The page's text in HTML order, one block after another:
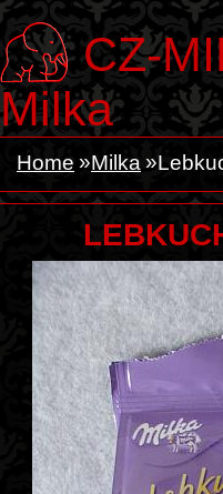
CZ-
Milka
Home Milka